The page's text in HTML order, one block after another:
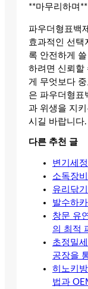
**마무리하며**
파우더형표백
효과적인 선택
록 안전하게
하려면 신뢰할
게 무엇보다
은 파우더형표
과 위생을 지
시길 바랍니다.
다른 추천 글
변기세
소독장
유리닦
발수하
창문 유
의 최적
초정밀
공장을
히노키
법과